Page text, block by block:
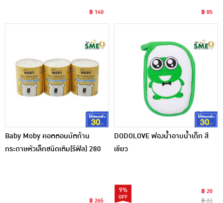
฿ 140 ฿ 85
Baby Moby คอตตอนบัตก้าน
กระดาษหัวเล็กชนิดเติม(รีฟิล) 280
฿ 265
DODOLOVE ฟองน้ำอาบน้ำเด็ก สี
เขียว
9%
฿ 20
฿ 22